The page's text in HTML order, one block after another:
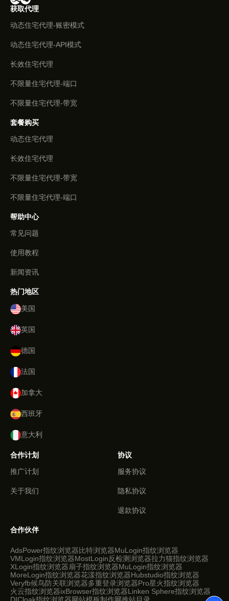
获取代理
动态住宅代理-账密模式
动态住宅代理-API模式
长效住宅代理
不限量住宅代理-端口
不限量住宅代理-带宽
套餐购买
动态住宅代理
长效住宅代理
不限量住宅代理-带宽
不限量住宅代理-端口
帮助中心
常见问题
使用教程
新闻资讯
热门地区
美国
英国
德国
法国
加拿大
西班牙
意大利
合作计划
推广计划
关于我们
协议
服务协议
隐私协议
退款协议
合作伙伴
AdsPower指纹浏览器比特浏览器MuLogin指纹浏览器
VMLogin指纹浏览器MostLogin反检测浏览器拉力猫指纹浏览器
XLogin指纹浏览器扇子指纹浏览器MuLogin指纹浏览器
MoreLogin指纹浏览器花漾指纹浏览器Hubstudio指纹浏览器
Veryfb候鸟防关联浏览器多重登录浏览器Pro星火指纹浏览器
火云指纹浏览器ixBrowser指纹浏览器Linken Sphere指纹浏览器
DICloak指纹浏览器网站模板制作网推站目录